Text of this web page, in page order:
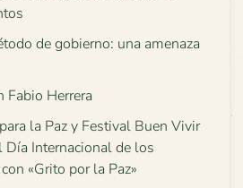
de gobierno: una amenaza
Fabio Herrera
la Paz y Festival Buen Vivir
Día Internacional de los
«Grito por la Paz»